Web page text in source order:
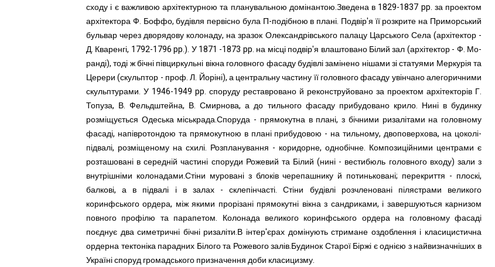
сходу і є важливою архітектурною та планувальною домінантою.Зведена в 1829-1837 pp. за проектом
архітектора Ф. Боффо, будівля первісно була П-подібною в плані. Подвір'я її розкрите на Приморський
бульвар через дворядову колонаду, на зразок Олександрівського палацу Царського Села (архітектор -
Д. Кваренгі, 1792-1796 pp.). У 1871 -1873 pp. на місці подвір'я влаштовано Білий зал (архітектор - Ф. Мо-
ранді), тоді ж бічні півциркульні вікна головного фасаду будівлі замінено нішами зі статуями Меркурія та
Церери (скульптор - проф. Л. Йоріні), а центральну частину її головного фасаду увінчано алегоричними
скульптурами. У 1946-1949 pp. споруду реставровано й реконструйовано за проектом архітекторів Г.
Топуза, В. Фельдштейна, В. Смирнова, а до тильного фасаду прибудовано крило. Нині в будинку
розміщується Одеська міськрада.Споруда - прямокутна в плані, з бічними ризалітами на головному
фасаді, напівротондою та прямокутною в плані прибудовою - на тильному, двоповерхова, на цоколі-
підвалі, розміщеному на схилі. Розпланування - коридорне, однобічне. Композиційними центрами є
розташовані в середній частині споруди Рожевий та Білий (нині - вестибюль головного входу) зали з
внутрішніми колонадами.Стіни муровані з блоків черепашнику й потиньковані; перекриття - плоскі,
балкові, а в підвалі і в залах - склепінчасті. Стіни будівлі розчленовані пілястрами великого
коринфського ордера, між якими прорізані прямокутні вікна з сандриками, і завершуються карнизом
повного профілю та парапетом. Колонада великого коринфського ордера на головному фасаді
поєднує два симетричні бічні ризаліти.В інтер'єрах домінують стримане оздоблення і класицистична
ордерна тектоніка парадних Білого та Рожевого залів.Будинок Старої Біржі є однією з найвизначніших в
Україні споруд громадського призначення доби класицизму.